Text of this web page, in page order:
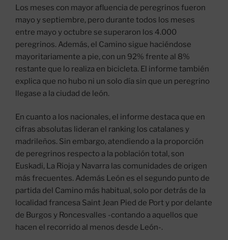
Los meses con mayor afluencia de peregrinos fueron
mayo y septiembre, pero durante todos los meses
entre mayo y octubre se superaron los 4.000
peregrinos. Además, el Camino sigue haciéndose
mayoritariamente a pie, con un 92% frente al 8%
restante que lo realiza en bicicleta. El informe también
explica que no hubo ni un solo día sin que un peregrino
llegase a la ciudad de león.
En cuanto a los nacionales, el informe destaca que en
cifras absolutas lideran el ranking los catalanes y
madrileños. Sin embargo, atendiendo a la proporción
de peregrinos respecto a la población total, son
Euskadi, La Rioja y Navarra las comunidades de origen
más frecuentes. Además León es el segundo punto de
partida del Camino más habitual, solo por detrás de la
localidad francesa Saint Jean Pied de Port y por delante
de Burgos y Roncesvalles -contando a aquellos que
hacen el recorrido al menos desde León-.